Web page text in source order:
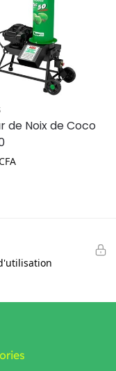
de Noix de Coco